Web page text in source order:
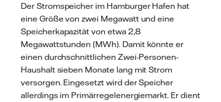
Der Stromspeicher im Hamburger Hafen hat
eine Größe von zwei Megawatt und eine
Speicherkapazität von etwa 2,8
Megawattstunden (MWh). Damit könnte er
einen durchschnittlichen Zwei-Personen-
Haushalt sieben Monate lang mit Strom
versorgen. Eingesetzt wird der Speicher
allerdings im Primärregelenergiemarkt. Er dient